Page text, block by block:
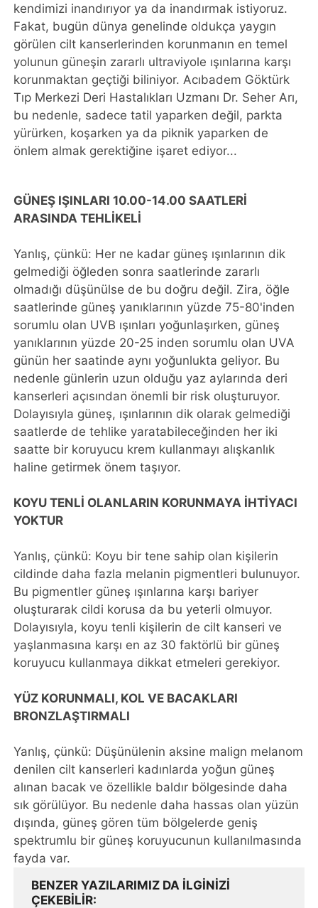
kendimizi inandırıyor ya da inandırmak istiyoruz.
Fakat, bugün dünya genelinde oldukça yaygın
görülen cilt kanserlerinden korunmanın en temel
yolunun güneşin zararlı ultraviyole ışınlarına karşı
korunmaktan geçtiği biliniyor. Acıbadem Göktürk
Tıp Merkezi Deri Hastalıkları Uzmanı Dr. Seher Arı,
bu nedenle, sadece tatil yaparken değil, parkta
yürürken, koşarken ya da piknik yaparken de
önlem almak gerektiğine işaret ediyor...
GÜNEŞ IŞINLARI 10.00-14.00 SAATLERİ
ARASINDA TEHLİKELİ
Yanlış, çünkü: Her ne kadar güneş ışınlarının dik
gelmediği öğleden sonra saatlerinde zararlı
olmadığı düşünülse de bu doğru değil. Zira, öğle
saatlerinde güneş yanıklarının yüzde 75-80'inden
sorumlu olan UVB ışınları yoğunlaşırken, güneş
yanıklarının yüzde 20-25 inden sorumlu olan UVA
günün her saatinde aynı yoğunlukta geliyor. Bu
nedenle günlerin uzun olduğu yaz aylarında deri
kanserleri açısından önemli bir risk oluşturuyor.
Dolayısıyla güneş, ışınlarının dik olarak gelmediği
saatlerde de tehlike yaratabileceğinden her iki
saatte bir koruyucu krem kullanmayı alışkanlık
haline getirmek önem taşıyor.
KOYU TENLİ OLANLARIN KORUNMAYA İHTİYACI
YOKTUR
Yanlış, çünkü: Koyu bir tene sahip olan kişilerin
cildinde daha fazla melanin pigmentleri bulunuyor.
Bu pigmentler güneş ışınlarına karşı bariyer
oluşturarak cildi korusa da bu yeterli olmuyor.
Dolayısıyla, koyu tenli kişilerin de cilt kanseri ve
yaşlanmasına karşı en az 30 faktörlü bir güneş
koruyucu kullanmaya dikkat etmeleri gerekiyor.
YÜZ KORUNMALI, KOL VE BACAKLARI
BRONZLAŞTIRMALI
Yanlış, çünkü: Düşünülenin aksine malign melanom
denilen cilt kanserleri kadınlarda yoğun güneş
alınan bacak ve özellikle baldır bölgesinde daha
sık görülüyor. Bu nedenle daha hassas olan yüzün
dışında, güneş gören tüm bölgelerde geniş
spektrumlu bir güneş koruyucunun kullanılmasında
fayda var.
BENZER YAZILARIMIZ DA ILGINIZI
ÇEKEBILIR